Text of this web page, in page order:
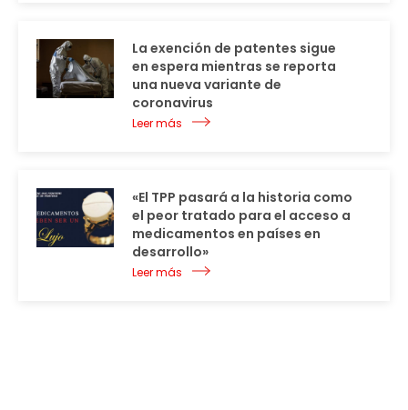
La exención de patentes sigue
en espera mientras se reporta
una nueva variante de
coronavirus
Leer más
«El TPP pasará a la historia como
el peor tratado para el acceso a
medicamentos en países en
desarrollo»
Leer más